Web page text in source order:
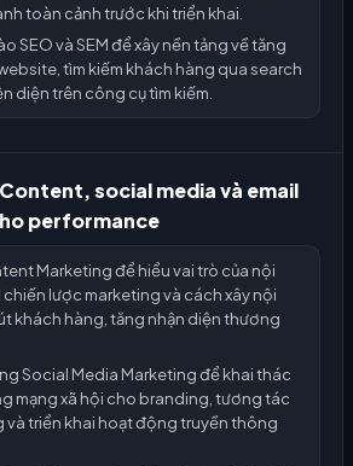
toàn cảnh trước khi triển khai.
SEO và SEM để xây nền tảng về tăng
tìm kiếm khách hàng qua search
diện trên công cụ tìm kiếm.
social media và email
performance
Marketing để hiểu vai trò của nội
lược marketing và cách xây nội
khách hàng, tăng nhận diện thương
Social Media Marketing để khai thác
mạng xã hội cho branding, tương tác
và triển khai hoạt động truyền thông